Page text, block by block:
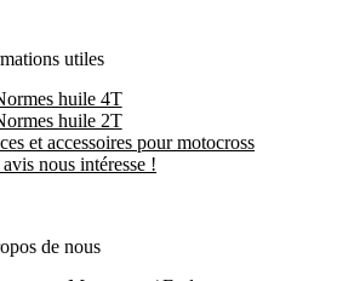
utiles
huile 4T
huile 2T
et accessoires pour motocross
nous intéresse !
de nous